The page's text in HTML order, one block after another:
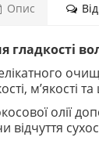
Опис
м’якості
олії